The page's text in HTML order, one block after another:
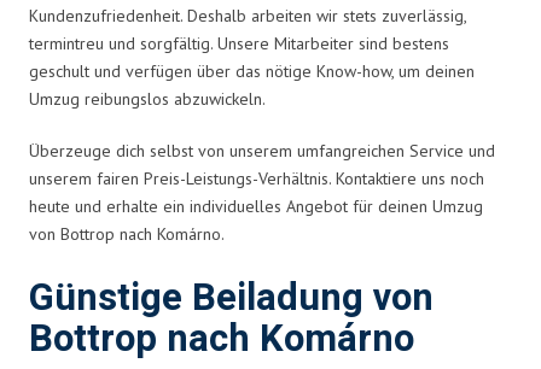
Kundenzufriedenheit. Deshalb arbeiten wir stets zuverlässig,
termintreu und sorgfältig. Unsere Mitarbeiter sind bestens
geschult und verfügen über das nötige Know-how, um deinen
Umzug reibungslos abzuwickeln.
Überzeuge dich selbst von unserem umfangreichen Service und
unserem fairen Preis-Leistungs-Verhältnis. Kontaktiere uns noch
heute und erhalte ein individuelles Angebot für deinen Umzug
von Bottrop nach Komárno.
Günstige Beiladung von
Bottrop nach Komárno